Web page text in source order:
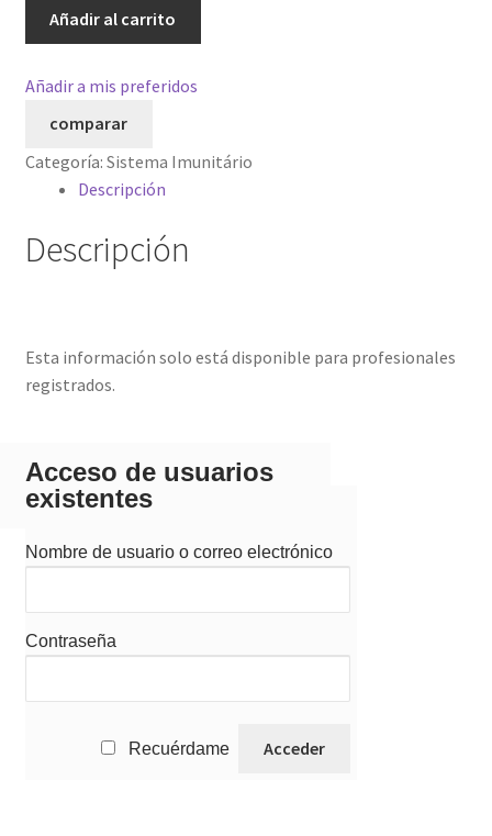
cantidad
Añadir al carrito
Añadir a mis preferidos
comparar
Categoría: Sistema Imunitário
Descripción
Descripción
Esta información solo está disponible para profesionales
registrados.
Acceso de usuarios
existentes
Nombre de usuario o correo electrónico
Contraseña
Recuérdame